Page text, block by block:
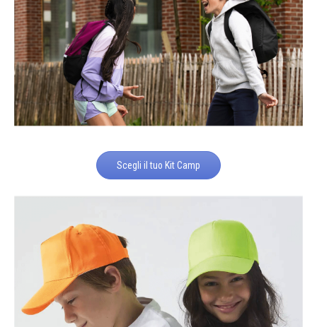
Scegli il tuo Kit Camp